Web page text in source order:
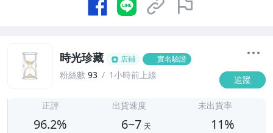
時光珍藏 店鋪 實名驗證
粉絲數 93 1小時前上線 追蹤
正評
96.2%
出貨速度
6~7 天
未出貨率
11%